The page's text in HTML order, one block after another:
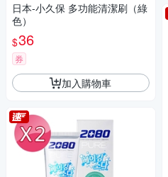
日本-小久保 多功能清潔刷（綠
色）
$36
券
加入購物車